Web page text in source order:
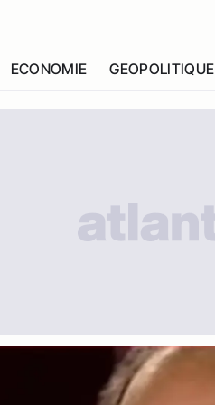
ECONOMIE GEOPOLITIQUE